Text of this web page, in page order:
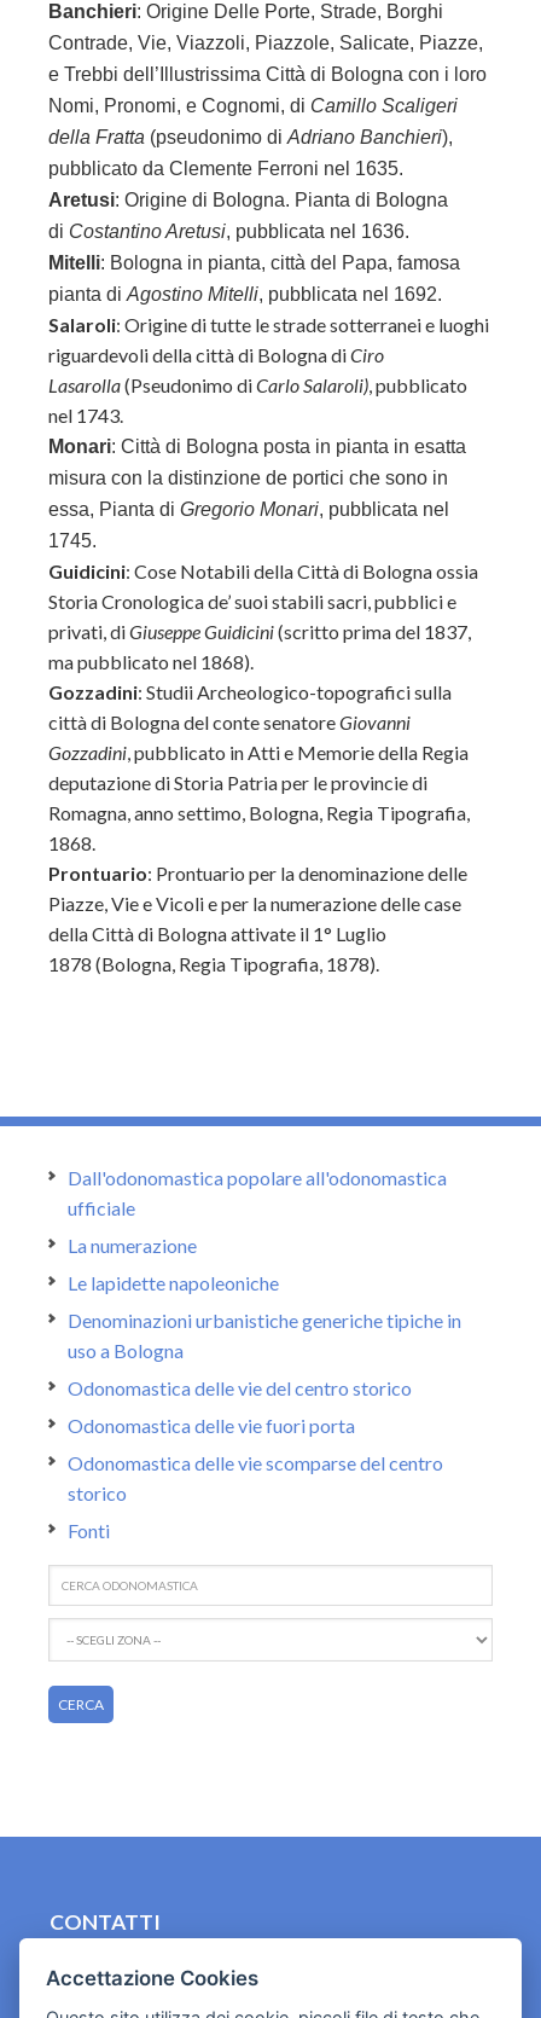
Banchieri: Origine Delle Porte, Strade, Borghi
Contrade, Vie, Viazzoli, Piazzole, Salicate, Piazze,
e Trebbi dell’Illustrissima Città di Bologna con i loro
Nomi, Pronomi, e Cognomi, di Camillo Scaligeri
della Fratta (pseudonimo di Adriano Banchieri),
pubblicato da Clemente Ferroni nel 1635.
Aretusi: Origine di Bologna. Pianta di Bologna
di Costantino Aretusi, pubblicata nel 1636.
Mitelli: Bologna in pianta, città del Papa, famosa
pianta di Agostino Mitelli, pubblicata nel 1692.
Salaroli: Origine di tutte le strade sotterranei e luoghi
riguardevoli della città di Bologna diCiro
Lasarolla(Pseudonimo diCarlo Salaroli), pubblicato
nel 1743.
Monari: Città di Bologna posta in pianta in esatta
misura con la distinzione de portici che sono in
essa, Pianta di Gregorio Monari, pubblicata nel
1745.
Guidicini: Cose Notabili della Città di Bologna ossia
Storia Cronologica de’ suoi stabili sacri, pubblici e
privati, diGiuseppe Guidicini(scritto prima del 1837,
ma pubblicato nel 1868).
Gozzadini: Studii Archeologico-topografici sulla
città di Bologna del conte senatoreGiovanni
Gozzadini, pubblicato in Atti e Memorie della Regia
deputazione di Storia Patria per le provincie di
Romagna, anno settimo, Bologna, Regia Tipografia,
1868.
Prontuario: Prontuario per la denominazione delle
Piazze, Vie e Vicoli e per la numerazione delle case
della Città di Bologna attivate il 1° Luglio
1878 (Bologna, Regia Tipografia, 1878).
Dall'odonomastica popolare all'odonomastica
ufficiale
La numerazione
Le lapidette napoleoniche
Denominazioni urbanistiche generiche tipiche in
uso a Bologna
Odonomastica delle vie del centro storico
Odonomastica delle vie fuori porta
Odonomastica delle vie scomparse del centro
storico
Fonti
CONTATTI
Accettazione Cookies